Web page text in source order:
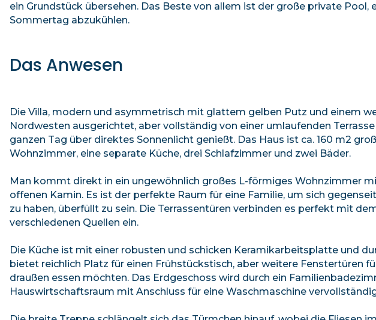
ein Grundstück übersehen. Das Beste von allem ist der große private Pool,
Sommertag abzukühlen.
Das Anwesen
Die Villa, modern und asymmetrisch mit glattem gelben Putz und einem
Nordwesten ausgerichtet, aber vollständig von einer umlaufenden
ganzen Tag über direktes Sonnenlicht genießt. Das Haus ist ca. 160 m2
Wohnzimmer, eine separate Küche, drei Schlafzimmer und zwei Bäder.
Man kommt direkt in ein ungewöhnlich großes L-förmiges Wohnzimmer
offenen Kamin. Es ist der perfekte Raum für eine Familie, um sich
zu haben, überfüllt zu sein. Die Terrassentüren verbinden es perfekt mit
verschiedenen Quellen ein.
Die Küche ist mit einer robusten und schicken Keramikarbeitsplatte und
bietet reichlich Platz für einen Frühstückstisch, aber weitere Fenstertüren
draußen essen möchten. Das Erdgeschoss wird durch ein
Hauswirtschaftsraum mit Anschluss für eine Waschmaschine